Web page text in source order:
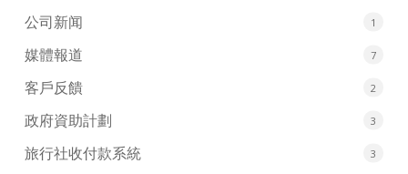
公司新闻 1
媒體報道 7
客戶反饋 2
政府資助計劃 3
旅行社收付款系統 3